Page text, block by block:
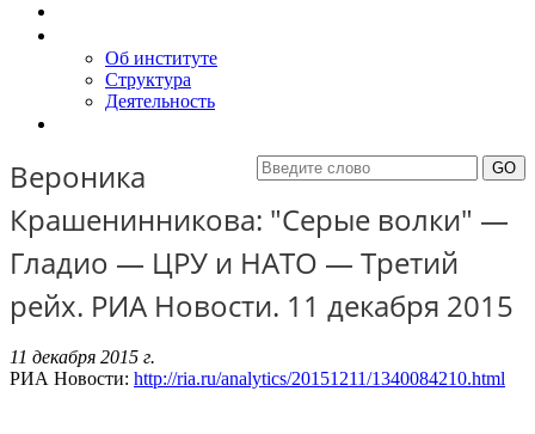
Об институте
Структура
Деятельность
Вероника
Крашенинникова: "Серые волки" —
Гладио — ЦРУ и НАТО — Третий
рейх. РИА Новости. 11 декабря 2015
11 декабря 2015 г.
РИА Новости: http://ria.ru/analytics/20151211/1340084210.html